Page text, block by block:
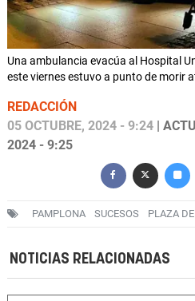
Una ambulancia evacúa al Hospital
este viernes estuvo a punto de morir
REDACCIÓN
05 OCTUBRE, 2024 - 9:24 |
2024 - 9:25
PAMPLONA SUCESOS PLAZA
NOTICIAS RELACIONADAS